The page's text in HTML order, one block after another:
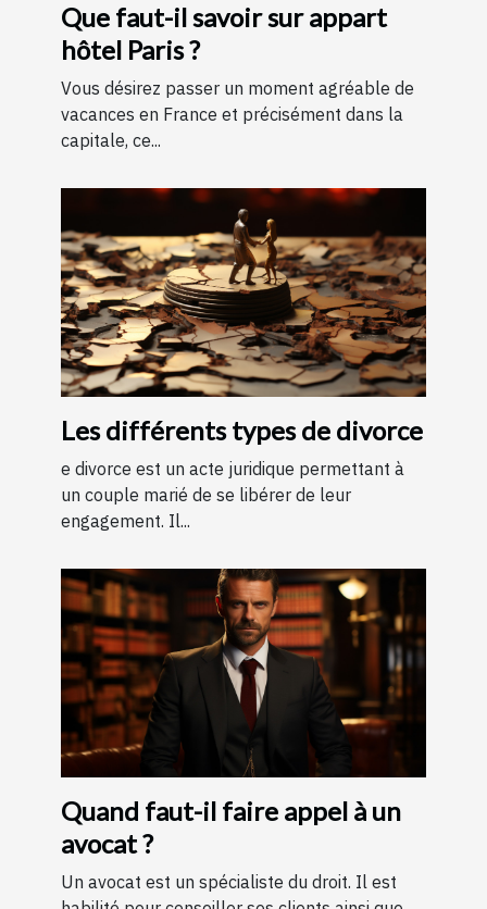
Que faut-il savoir sur appart
hôtel Paris ?
Vous désirez passer un moment agréable de
vacances en France et précisément dans la
capitale, ce...
Les différents types de divorce
e divorce est un acte juridique permettant à
un couple marié de se libérer de leur
engagement. Il...
Quand faut-il faire appel à un
avocat ?
Un avocat est un spécialiste du droit. Il est